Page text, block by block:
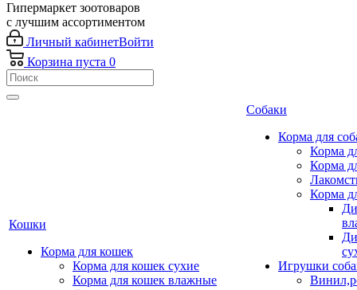
Гипермаркет зоотоваров
с лучшим ассортиментом
Личный кабинетВойти
Корзина пуста 0
Кошки
Корма для кошек
Корма для кошек сухие
Корма для кошек влажные
Собаки
Корма для
Корма
Корма
Корма
Игрушки